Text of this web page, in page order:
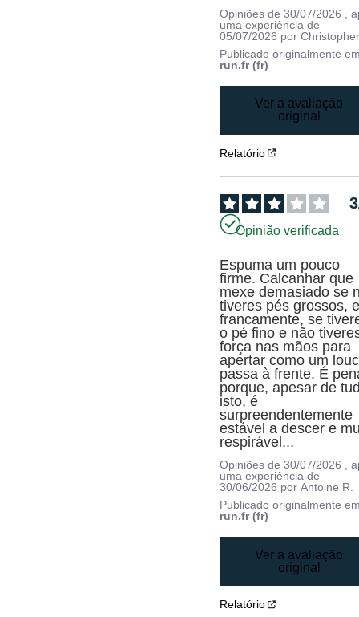
Opiniões de30/07/2026
,
uma experiência de
05/07/2026 por
Publicado originalmente
run.fr (fr)
Ver a avaliação
original
Relatório
3
Opinião verificada
Espuma um pouco
firme. Calcanhar que
mexe demasiado se
tiveres pés grossos,
francamente, se
o pé fino e não
força nas mãos para
apertar como um
passa à frente. É
porque, apesar de
isto, é
surpreendentemente
estável a descer e
respirável...
Opiniões de30/07/2026
,
uma experiência de
30/06/2026 porAntoine R.
Publicado originalmente
run.fr (fr)
Ver a avaliação
original
Relatório